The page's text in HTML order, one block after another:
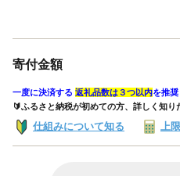
寄付金額
一度に決済する 返礼品数は３つ以内を推奨
🔰ふるさと納税が初めての方、詳しく知り
仕組みについて知る 上